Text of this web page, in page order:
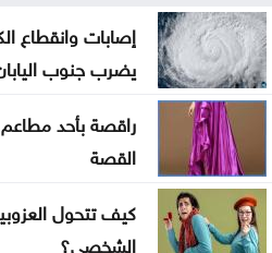
شيرين لمشهور تيك توك:
مقتل جندي سوري وإصابة
ندوة حول دور المفرق في بناء
أولى رحلات طيران الجزيرة
الزور
إصابات وانقطاع
يضرب جنوب
راقصة بأحد
القصة
كيف تتحول
الشخصي؟